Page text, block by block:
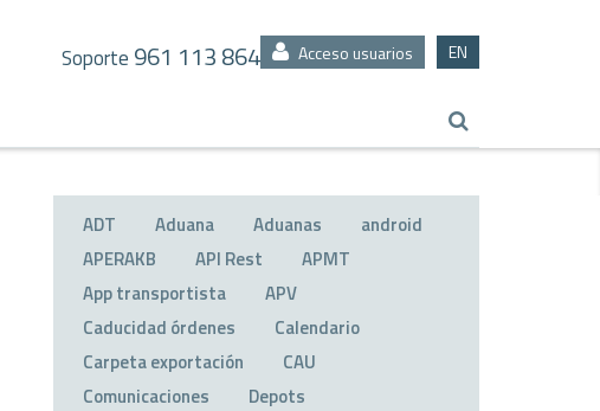
Soporte 961 113 864 Acceso usuarios EN
ADT Aduana Aduanas
android
APERAKB
API Rest
APMT
App transportista
APV
Caducidad órdenes
Calendario
Carpeta exportación
CAU
Comunicaciones
Depots